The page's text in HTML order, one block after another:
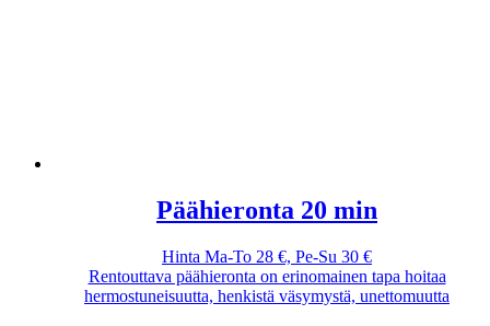
Päähieronta 20 min
Hinta Ma-To 28 €, Pe-Su 30 €
Rentouttava päähieronta on erinomainen tapa hoitaa
hermostuneisuutta, henkistä väsymystä, unettomuutta